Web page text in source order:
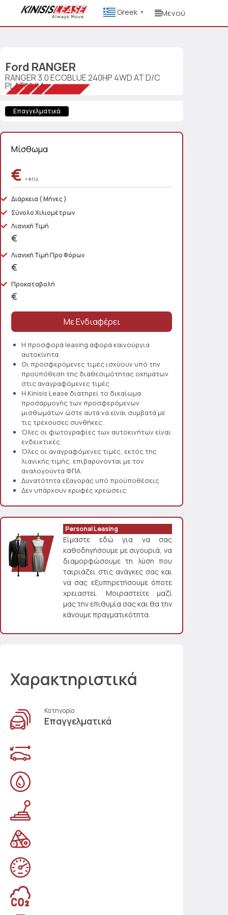
Greek ▼ Μενού
Ford RANGER
RANGER 3.0 ECOBLUE 240HP 4WD AT D/C
PLATINUM
Επαγγελματικά
Μίσθωμα
€ + Φ.Π.Α.
Διάρκεια ( Μήνες )
Σύνολο Χιλιομέτρων
Λιανική Τιμή
€
Λιανική Τιμή Προ Φόρων
€
Προκαταβολή
€
Η προσφορά leasing αφορά καινούργια
αυτοκίνητα.
Οι προσφερόμενες τιμές ισχύουν υπό την
προϋπόθεση της διαθεσιμότητας οχημάτων
στις αναγραφόμενες τιμές
Η Kinisis Lease διατηρεί το δικαίωμα
προσαρμογής των προσφερόμενων
μισθωμάτων ώστε αυτά να είναι συμβατά με
τις τρέχουσες συνθήκες.
Όλες οι φωτογραφίες των αυτοκινήτων είναι
ενδεικτικές.
Όλες οι αναγραφόμενες τιμές, εκτός της
λιανικής τιμής, επιβαρύνονται με τον
αναλογούντα ΦΠΑ.
Δυνατότητα εξαγοράς υπό προϋποθέσεις
Δεν υπάρχουν κρυφές χρεώσεις.
Personal Leasing
Είμαστε εδώ για να σας
καθοδηγήσουμε με σιγουριά, να
διαμορφώσουμε τη λύση που
ταιριάζει στις ανάγκες σας και
να σας εξυπηρετήσουμε όποτε
χρειαστεί. Μοιραστείτε μαζί
μας την επιθυμία σας και θα την
κάνουμε πραγματικότητα.
Χαρακτηριστικά
Κατηγορία
Επαγγελματικά